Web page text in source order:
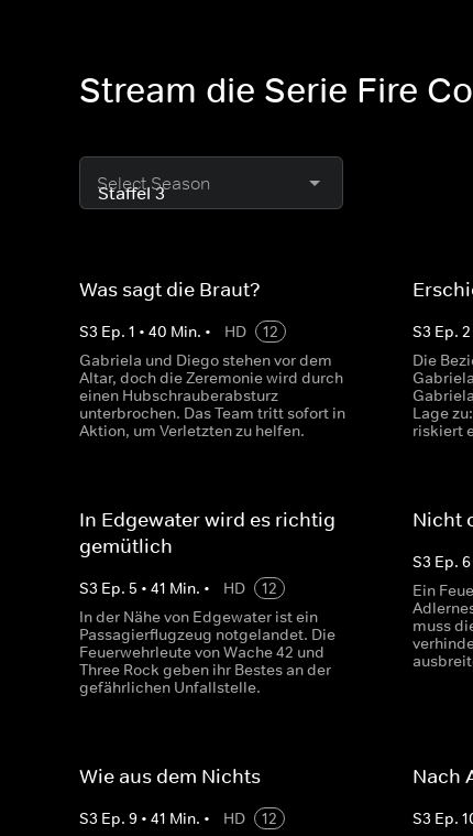
Stream die Serie Fire
Select Season
Was sagt die Braut?
S3 Ep. 1 • 40 Min. • HD
12
Gabriela und Diego stehen vor dem
Altar, doch die Zeremonie wird durch
einen Hubschrauberabsturz
unterbrochen. Das Team tritt sofort in
Aktion, um Verletzten zu helfen.
S3 Ep.2
Die
Lage
riskiert
In Edgewater wird es richtig
gemütlich
S3 Ep. 5 • 41 Min. • HD
12
In der Nähe von Edgewater ist ein
Passagierflugzeug notgelandet. Die
Feuerwehrleute von Wache 42 und
Three Rock geben ihr Bestes an der
gefährlichen Unfallstelle.
Nicht
S3 Ep.6
Ein
muss
Wie aus dem Nichts
S3 Ep. 9 • 41 Min. • HD
12
Nach
S3 Ep.